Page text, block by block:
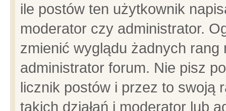
ile postów ten użytkownik
moderator czy administrator.
zmienić wyglądu żadnych
administrator forum. Nie pisz
licznik postów i przez to swoją
takich działań i moderator lub